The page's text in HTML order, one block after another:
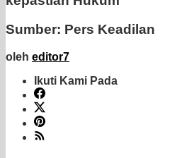
Sumber: Pers Keadilan
oleh editor7
Ikuti Kami Pada